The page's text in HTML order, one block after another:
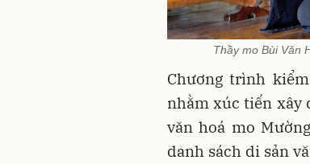
Thầy mo Bùi Văn
Chương trình
nhằm xúc tiến xây
văn hoá mo
danh sách di sản